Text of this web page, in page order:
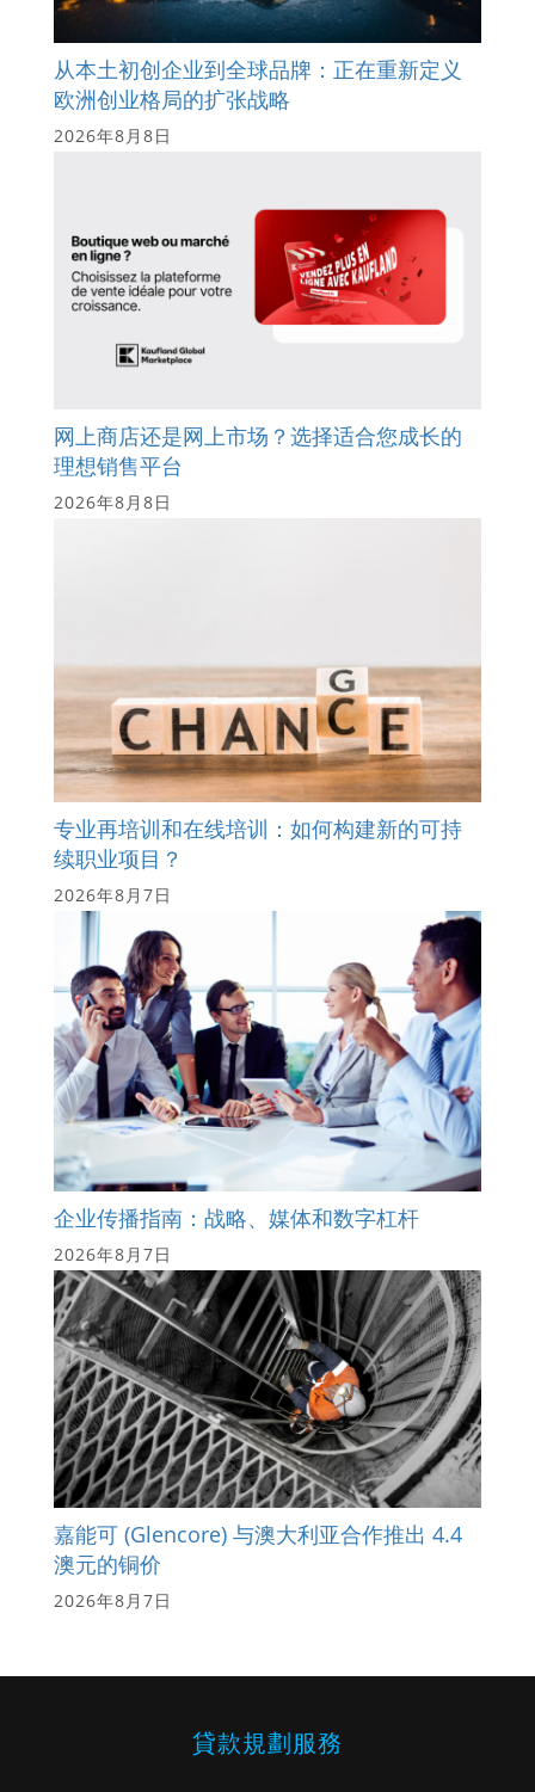
从本土初创企业到全球品牌：正在重新定义
欧洲创业格局的扩张战略
2026年8月8日
网上商店还是网上市场？选择适合您成长的
理想销售平台
2026年8月8日
专业再培训和在线培训：如何构建新的可持
续职业项目？
2026年8月7日
企业传播指南：战略、媒体和数字杠杆
2026年8月7日
嘉能可 (Glencore) 与澳大利亚合作推出 4.4
澳元的铜价
2026年8月7日
貸款規劃服務